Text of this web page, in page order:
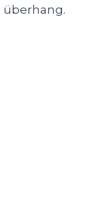
überhang.